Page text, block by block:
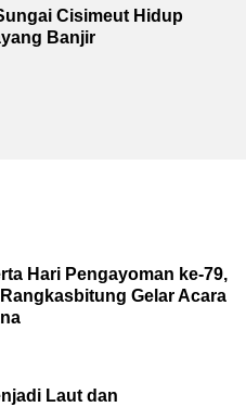
Cisimeut Hidup
Banjir
Hari Pengayoman ke-79,
Gelar Acara
Laut dan